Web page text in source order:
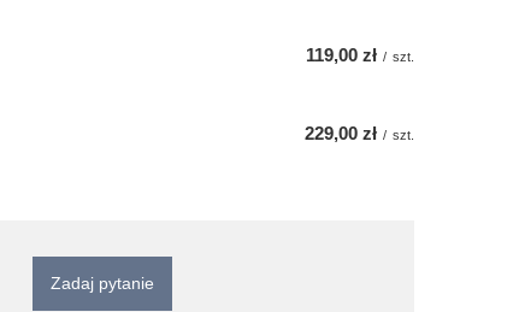
119,00 zł / szt.
229,00 zł / szt.
Zadaj pytanie